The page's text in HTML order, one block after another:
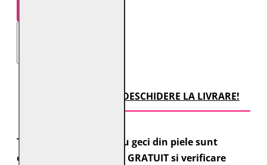
TRANSPORT CU DESCHIDERE LA LIVRARE!
Toate comenzile pentru geci din piele sunt
expediate cu transport GRATUIT si verificare